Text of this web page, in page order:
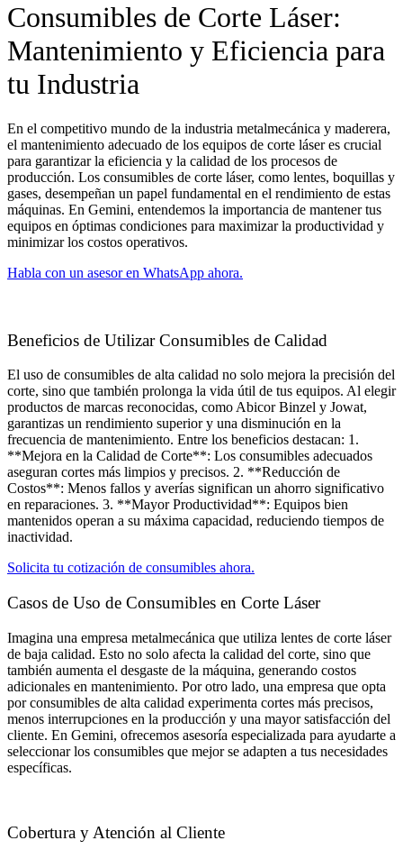
Consumibles de Corte Láser:
Mantenimiento y Eficiencia para
tu Industria
En el competitivo mundo de la industria metalmecánica y maderera,
el mantenimiento adecuado de los equipos de corte láser es crucial
para garantizar la eficiencia y la calidad de los procesos de
producción. Los consumibles de corte láser, como lentes, boquillas y
gases, desempeñan un papel fundamental en el rendimiento de estas
máquinas. En Gemini, entendemos la importancia de mantener tus
equipos en óptimas condiciones para maximizar la productividad y
minimizar los costos operativos.
Habla con un asesor en WhatsApp ahora.
Beneficios de Utilizar Consumibles de Calidad
El uso de consumibles de alta calidad no solo mejora la precisión del
corte, sino que también prolonga la vida útil de tus equipos. Al elegir
productos de marcas reconocidas, como Abicor Binzel y Jowat,
garantizas un rendimiento superior y una disminución en la
frecuencia de mantenimiento. Entre los beneficios destacan: 1.
**Mejora en la Calidad de Corte**: Los consumibles adecuados
aseguran cortes más limpios y precisos. 2. **Reducción de
Costos**: Menos fallos y averías significan un ahorro significativo
en reparaciones. 3. **Mayor Productividad**: Equipos bien
mantenidos operan a su máxima capacidad, reduciendo tiempos de
inactividad.
Solicita tu cotización de consumibles ahora.
Casos de Uso de Consumibles en Corte Láser​
Imagina una empresa metalmecánica que utiliza lentes de corte láser
de baja calidad. Esto no solo afecta la calidad del corte, sino que
también aumenta el desgaste de la máquina, generando costos
adicionales en mantenimiento. Por otro lado, una empresa que opta
por consumibles de alta calidad experimenta cortes más precisos,
menos interrupciones en la producción y una mayor satisfacción del
cliente. En Gemini, ofrecemos asesoría especializada para ayudarte a
seleccionar los consumibles que mejor se adapten a tus necesidades
específicas.
Cobertura y Atención al Cliente